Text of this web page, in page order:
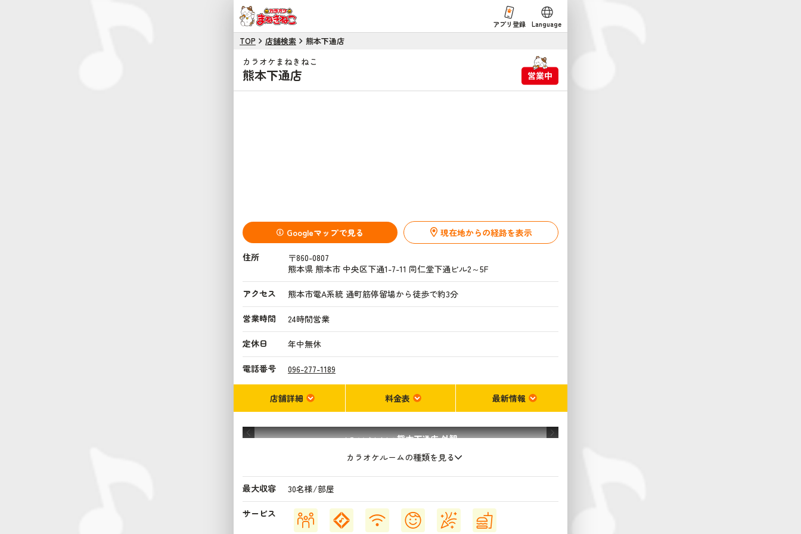
アプリ登録 Language
TOP 店舗検索 熊本下通店
カラオケまねきねこ
熊本下通店
Googleマップで見る 現在地からの経路を表示
住所
〒860-0807
熊本県 熊本市 中央区下通1-7-11 同仁堂下通ビル2～5F
アクセス 熊本市電A系統 通町筋停留場から徒歩で約3分
営業時間 24時間営業
定休日 年中無休
電話番号 096-277-1189
店舗詳細 料金表 最新情報
カラオケまねきねこ熊本下通店外観
カラオケルームの種類を見る
最大収容 30名様/部屋
サービス